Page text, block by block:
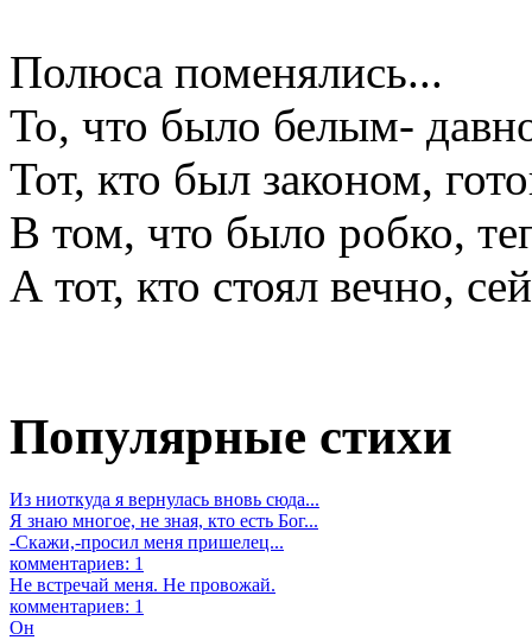
Полюса поменялись...
То, что было белым-
Тот, кто был законом,
В том, что было робко,
А тот, кто стоял вечно,
Популярные стихи
Из ниоткуда я вернулась вновь сюда...
Я знаю многое, не зная, кто есть Бог...
-Скажи,-просил меня пришелец...
комментариев: 1
Не встречай меня. Не провожай.
комментариев: 1
Он